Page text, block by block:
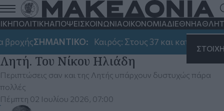
ΠΟΛΙΤΙΚΗΑΠΟΨΕΙΣΚΟΙΝΩΝΙΑΟΙΚΟΝΟΜΙΑΔΙΕΘΝΗ
ΣΗΜΑΝΤΙΚΟ: Καιρός: Στους 37 και κατά τόπους
Έξι ερωτήματα που απαιτούν
απαντήσεις για τη φονική φωτιά στη
Λητή. Του Νίκου Ηλιάδη
Περιπτώσεις σαν και της Λητής υπάρχουν δυστυχώς πάρα
πολλές
Πέμπτη 02 Ιουλίου 2026, 07:00